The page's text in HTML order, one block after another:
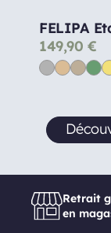
FELIPA
149,90 €
Retrait
en